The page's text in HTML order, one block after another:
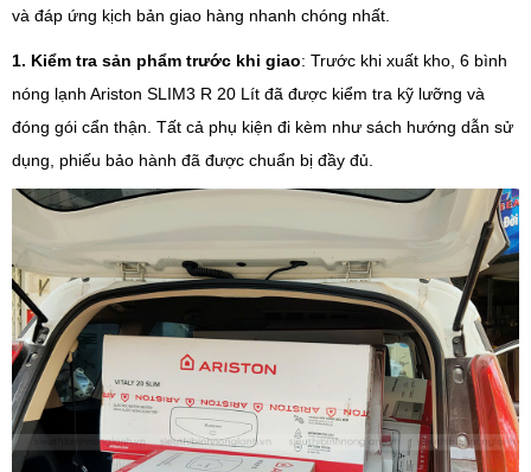
và đáp ứng kịch bản giao hàng nhanh chóng nhất.
1. Kiểm tra sản phẩm trước khi giao: Trước khi xuất kho, 6 bình
nóng lạnh Ariston SLIM3 R 20 Lít đã được kiểm tra kỹ lưỡng và
đóng gói cẩn thận. Tất cả phụ kiện đi kèm như sách hướng dẫn sử
dụng, phiếu bảo hành đã được chuẩn bị đầy đủ.